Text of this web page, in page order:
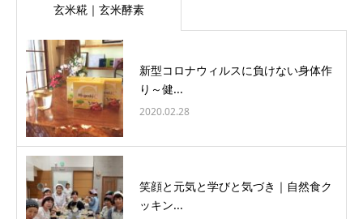
玄米糀｜玄米酵素
新型コロナウィルスに負けない身体作
り～健...
2020.02.28
笑顔と元気と学びと気づき｜自然食ク
ッキン...